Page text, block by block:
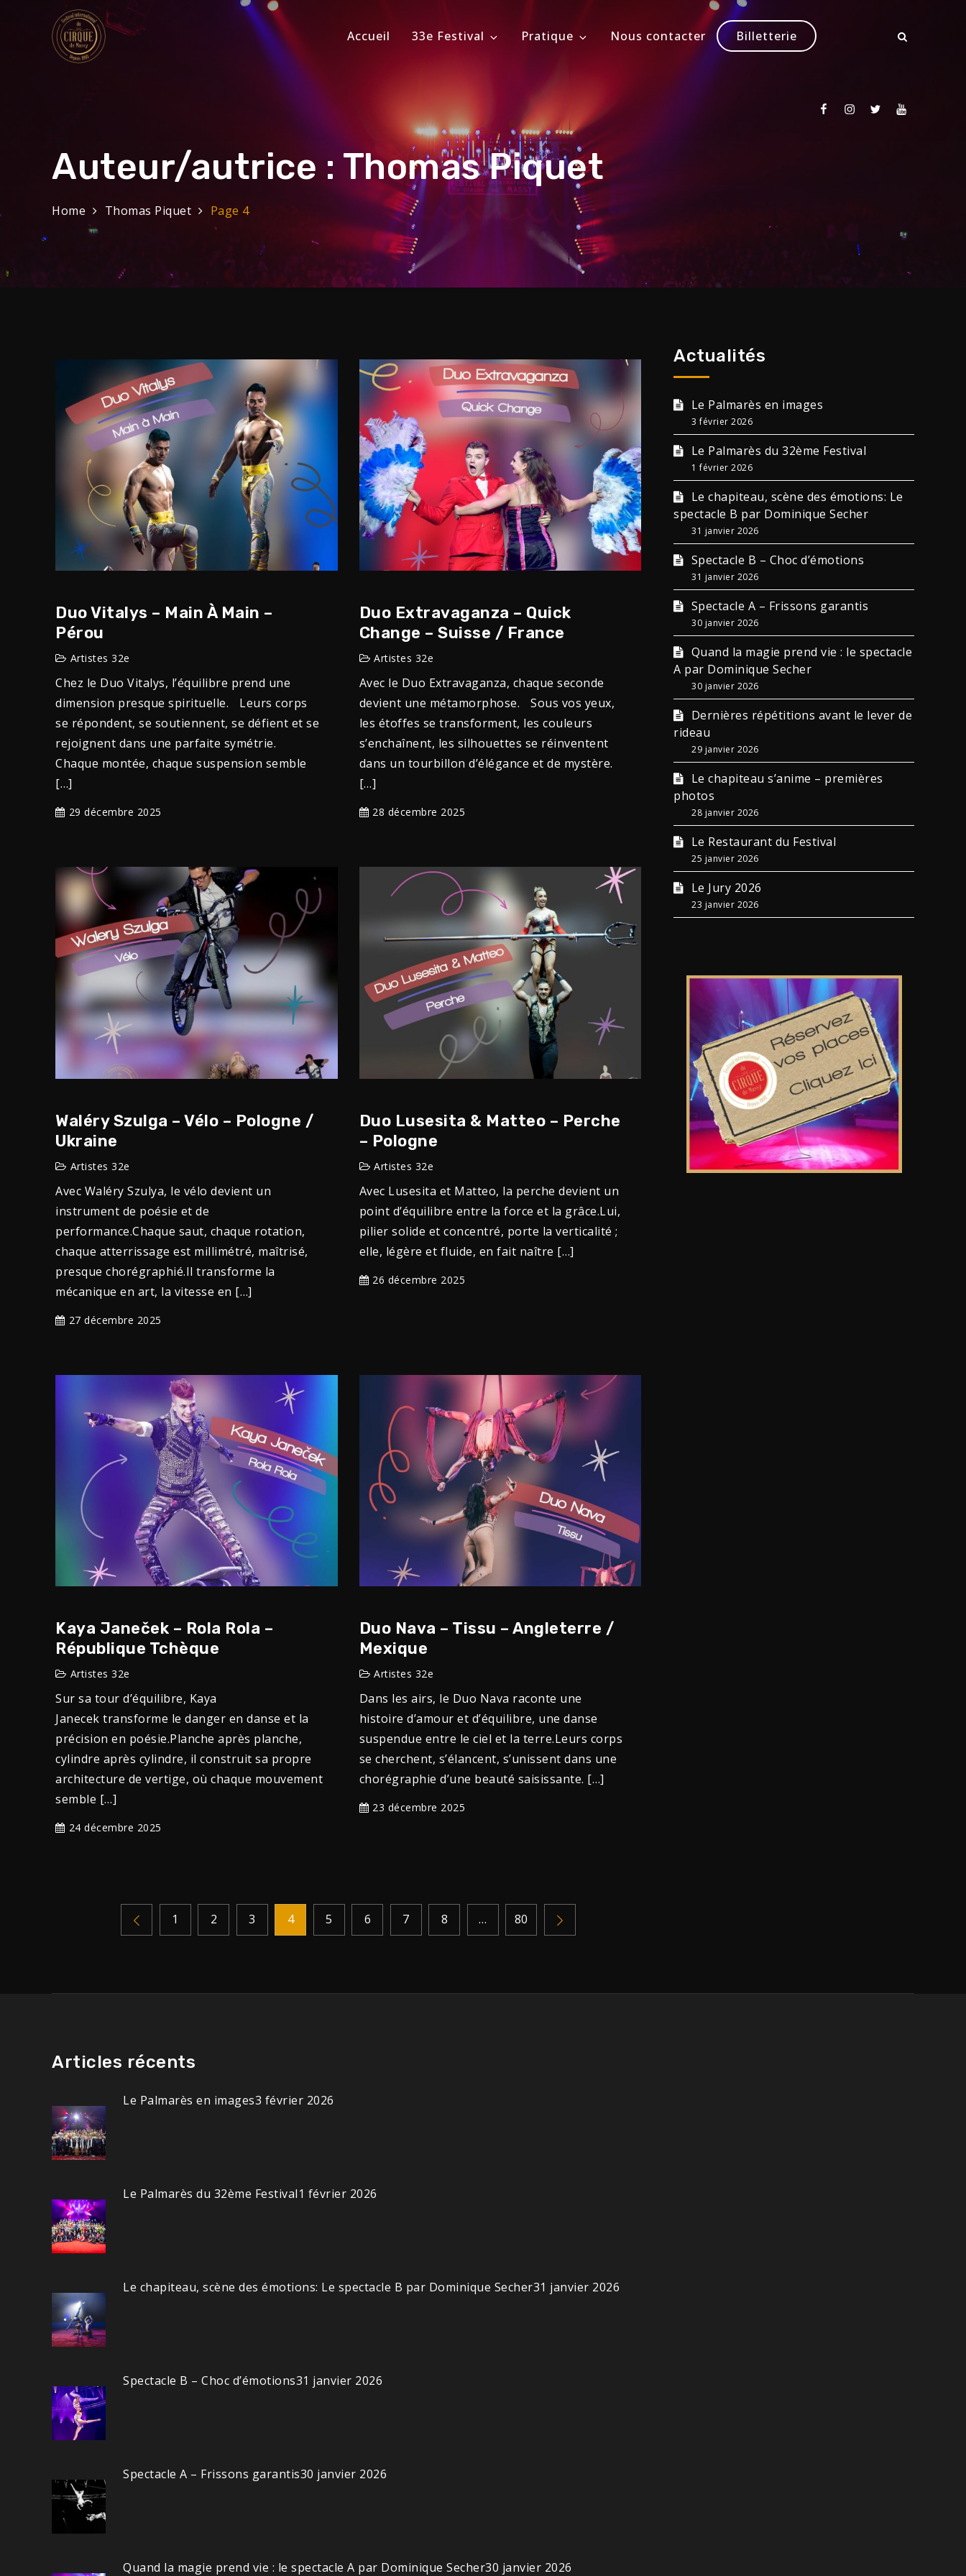
Festival International du Cirque de Massy
32eme Festival du 29 Janvier au 1 février 2026
Accueil 33e Festival Pratique Nous contacter Billetterie
Facebook
Instagram
TwitterYoutube
Auteur/autrice : Thomas Piquet
Home Thomas Piquet Page 4
Duo Vitalys – Main À Main –
Pérou
Artistes 32e
Chez le Duo Vitalys, l’équilibre prend une
dimension presque spirituelle. Leurs corps
se répondent, se soutiennent, se défient et se
rejoignent dans une parfaite symétrie.
Chaque montée, chaque suspension semble
[…]
29 décembre 2025
Duo Extravaganza – Quick
Change – Suisse / France
Artistes 32e
Avec le Duo Extravaganza, chaque seconde
devient une métamorphose. Sous vos yeux,
les étoffes se transforment, les couleurs
s’enchaînent, les silhouettes se réinventent
dans un tourbillon d’élégance et de mystère.
[…]
28 décembre 2025
Waléry Szulga – Vélo – Pologne /
Ukraine
Artistes 32e
Avec Waléry Szulya, le vélo devient un
instrument de poésie et de
performance.Chaque saut, chaque rotation,
chaque atterrissage est millimétré, maîtrisé,
presque chorégraphié.Il transforme la
mécanique en art, la vitesse en […]
27 décembre 2025
Duo Lusesita & Matteo – Perche
– Pologne
Artistes 32e
Avec Lusesita et Matteo, la perche devient un
point d’équilibre entre la force et la grâce.Lui,
pilier solide et concentré, porte la verticalité ;
elle, légère et fluide, en fait naître […]
26 décembre 2025
Kaya Janeček – Rola Rola –
République Tchèque
Artistes 32e
Sur sa tour d’équilibre, Kaya
Janecek transforme le danger en danse et la
précision en poésie.Planche après planche,
cylindre après cylindre, il construit sa propre
architecture de vertige, où chaque mouvement
semble […]
24 décembre 2025
Duo Nava – Tissu – Angleterre /
Mexique
Artistes 32e
Dans les airs, le Duo Nava raconte une
histoire d’amour et d’équilibre, une danse
suspendue entre le ciel et la terre.Leurs corps
se cherchent, s’élancent, s’unissent dans une
chorégraphie d’une beauté saisissante. […]
23 décembre 2025
Pagination
1 2 3 4 5 6 7 8 … 80
Actualités
Le Palmarès en images
3 février 2026
Le Palmarès du 32ème Festival
1 février 2026
Le chapiteau, scène des émotions: Le
spectacle B par Dominique Secher
31 janvier 2026
Spectacle B – Choc d’émotions
31 janvier 2026
Spectacle A – Frissons garantis
30 janvier 2026
Quand la magie prend vie : le spectacle
A par Dominique Secher
30 janvier 2026
Dernières répétitions avant le lever de
rideau
29 janvier 2026
Le chapiteau s’anime – premières
photos
28 janvier 2026
Le Restaurant du Festival
25 janvier 2026
Le Jury 2026
23 janvier 2026
Articles récents
Le Palmarès en images3 février 2026
Le Palmarès du 32ème Festival1 février 2026
Le chapiteau, scène des émotions: Le spectacle B par Dominique Secher31 janvier 2026
Spectacle B – Choc d’émotions31 janvier 2026
Spectacle A – Frissons garantis30 janvier 2026
Quand la magie prend vie : le spectacle A par Dominique Secher30 janvier 2026